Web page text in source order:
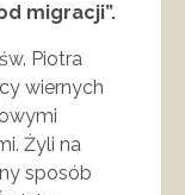
migracji”.
Piotra
wiernych
Żyli na
sposób